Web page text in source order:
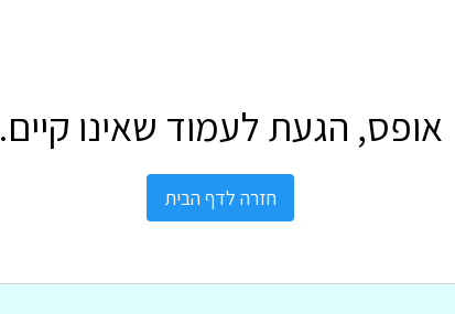
אופס, הגעת לעמוד שאינו קיים.
חזרה לדף הבית